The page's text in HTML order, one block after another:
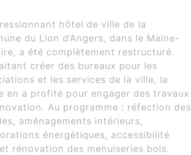
hôtel de ville de la
du Lion d’Angers, dans le Maine-
a été complètement restructuré.
créer des bureaux pour les
et les services de la ville, la
en a profité pour engager des travaux
Au programme : réfection des
aménagements intérieurs,
énergétiques, accessibilité
rénovation des menuiseries bois.